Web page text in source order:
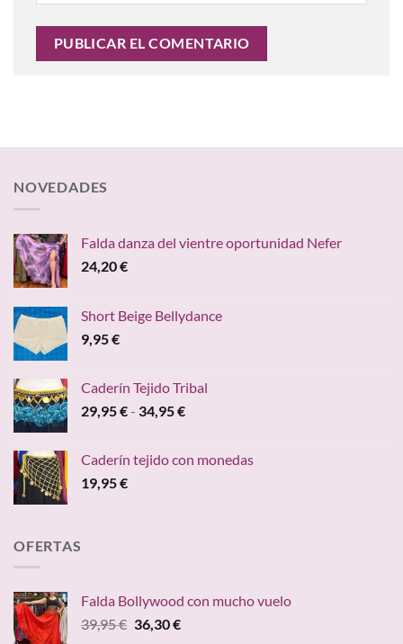
NOVEDADES
Falda danza del vientre oportunidad Nefer
24,20€
Short Beige Bellydance
9,95€
Caderín Tejido Tribal
29,95€- 34,95€Rango
desde
Caderín tejido con monedas
19,95€
OFERTAS
Falda Bollywood con mucho vuelo
39,95€ El
36,30€El